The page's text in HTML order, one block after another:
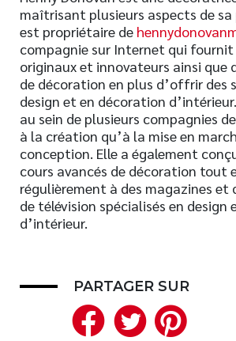
Vie pratique
Finances
Nouveautés
Numérique
Livres audio
Meilleurs vendeurs
Page vedette
AUTEURS
CONTACT
maîtrisant plusieurs aspects de sa
est propriétaire de
compagnie sur Internet qui fournit
originaux et innovateurs ainsi que
de décoration en plus d’offrir des
design et en décoration
au sein de plusieurs compagnies
à la création qu’à la mise en
conception. Elle a également
cours avancés de décoration tout
régulièrement à des magazines et
de télévision spécialisés en design
d’intérieur.
PARTAGER SUR
Facebook
Twitter